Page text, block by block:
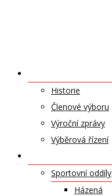
Historie
Členové výboru
Výroční zprávy
Výběrová řízení
Sportovní oddíly
Házená